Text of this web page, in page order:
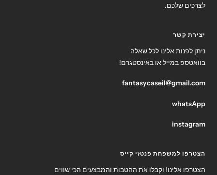
לצרכים שלכם.
יצירת קשר
ניתן לפנות אלינו לכל שאלה
בוואטספ במייל או באינסטגרם!
fantasycaseil@gmail.com
whatsApp
instagram
הצטרפו למשפחת פנטזי קייס
הצטרפו אלינו! וקבלו את ההטבות והמבצעים הכי שווים